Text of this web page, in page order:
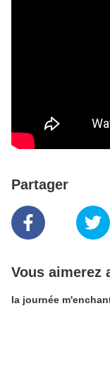
Partager
Vous aimerez
la journée